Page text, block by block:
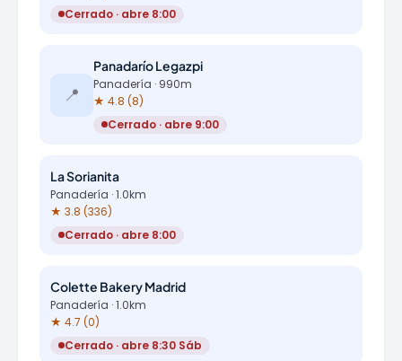
Cerrado · abre 8:00
📍
Panadarío Legazpi
Panadería · 990m
★ 4.8 (8)
Cerrado · abre 9:00
La Sorianita
Panadería · 1.0km
★ 3.8 (336)
Cerrado · abre 8:00
Colette Bakery Madrid
Panadería · 1.0km
★ 4.7 (0)
Cerrado · abre 8:30 Sáb